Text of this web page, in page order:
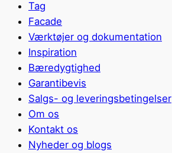
Tag
Facade
Værktøjer og dokumentation
Inspiration
Bæredygtighed
Garantibevis
Salgs- og leveringsbetingelser
Om os
Kontakt os
Nyheder og blogs